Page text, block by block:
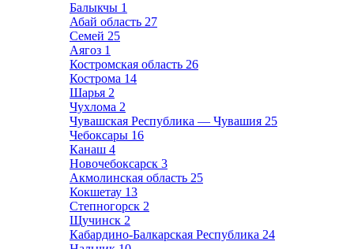
Балыкчы 1
Абай область 27
Семей 25
Аягоз 1
Костромская область 26
Кострома 14
Шарья 2
Чухлома 2
Чувашская Республика — Чувашия 25
Чебоксары 16
Канаш 4
Новочебоксарск 3
Акмолинская область 25
Кокшетау 13
Степногорск 2
Щучинск 2
Кабардино-Балкарская Республика 24